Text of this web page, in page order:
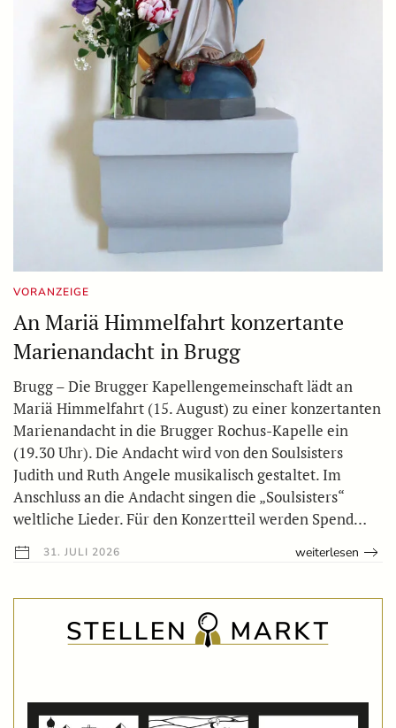
VORANZEIGE
An Mariä Himmelfahrt konzertante
Marienandacht in Brugg
Brugg – Die Brugger Kapellengemeinschaft lädt an
Mariä Himmelfahrt (15. August) zu einer konzertanten
Marienandacht in die Brugger Rochus-Kapelle ein
(19.30 Uhr). Die Andacht wird von den Soulsisters
Judith und Ruth Angele musikalisch gestaltet. Im
Anschluss an die Andacht singen die „Soulsisters“
weltliche Lieder. Für den Konzertteil werden Spend…
31. JULI 2026 weiterlesen